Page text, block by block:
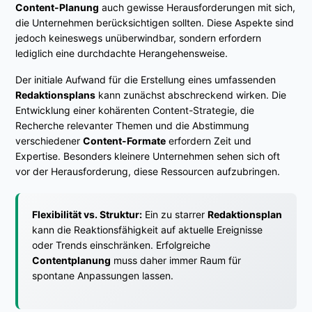
Content-Planung auch gewisse Herausforderungen mit sich,
die Unternehmen berücksichtigen sollten. Diese Aspekte sind
jedoch keineswegs unüberwindbar, sondern erfordern
lediglich eine durchdachte Herangehensweise.
Der initiale Aufwand für die Erstellung eines umfassenden
Redaktionsplans kann zunächst abschreckend wirken. Die
Entwicklung einer kohärenten Content-Strategie, die
Recherche relevanter Themen und die Abstimmung
verschiedenerContent-Formate erfordern Zeit und
Expertise. Besonders kleinere Unternehmen sehen sich oft
vor der Herausforderung, diese Ressourcen aufzubringen.
Flexibilität vs. Struktur: Ein zu starrerRedaktionsplan
kann die Reaktionsfähigkeit auf aktuelle Ereignisse
oder Trends einschränken. Erfolgreiche
Contentplanung muss daher immer Raum für
spontane Anpassungen lassen.